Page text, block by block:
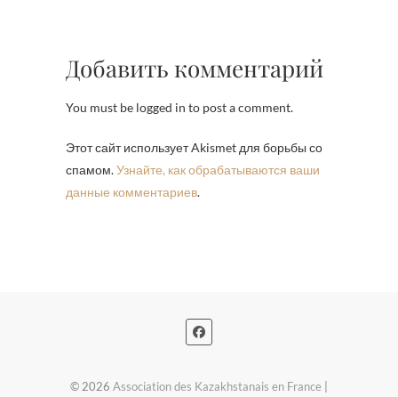
Добавить комментарий
You must be logged in to post a comment.
Этот сайт использует Akismet для борьбы со
спамом.Узнайте, как обрабатываются ваши
данные комментариев.
© 2026 Association des Kazakhstanais en France